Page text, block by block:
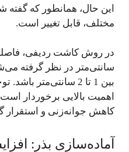
این حال، همانطور که گفته
مختلف، قابل تغییر است.
سانتی‌متر در نظر گرفته
بین 1 تا 2 سانتی‌متر
اهمیت بالایی برخوردار
کاهش جوانه‌زنی و استقرار
آماده‌سازی بذر: